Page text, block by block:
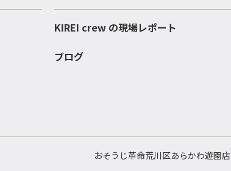
KIREI crew の現場レポート
ブログ
おそうじ革命荒川区あらかわ遊園店